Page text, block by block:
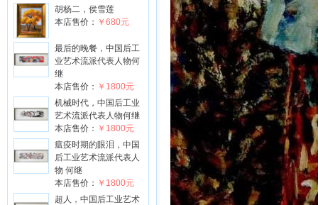
胡杨二，侯雪莲
本店售价： ￥680元
最后的晚餐，中国后工
业艺术流派代表人物何
继
本店售价： ￥1800元
机械时代，中国后工业
艺术流派代表人物何继
本店售价： ￥1800元
瘟疫时期的眼泪，中国
后工业艺术流派代表人
物 何继
本店售价： ￥1800元
超人，中国后工业艺术